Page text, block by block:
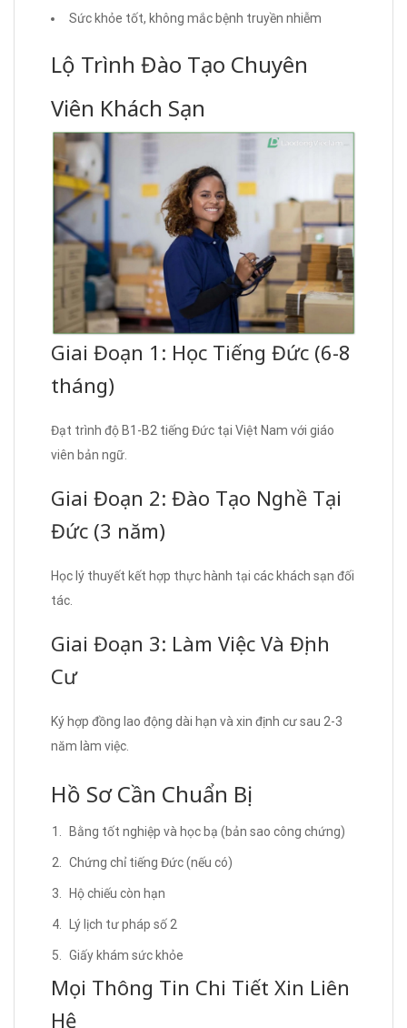
Sức khỏe tốt, không mắc bệnh truyền nhiễm
Lộ Trình Đào Tạo Chuyên
Viên Khách Sạn
Giai Đoạn 1: Học Tiếng Đức (6-8
tháng)
Đạt trình độ B1-B2 tiếng Đức tại Việt Nam với giáo
viên bản ngữ.
Giai Đoạn 2: Đào Tạo Nghề Tại
Đức (3 năm)
Học lý thuyết kết hợp thực hành tại các khách sạn đối
tác.
Giai Đoạn 3: Làm Việc Và Định
Cư
Ký hợp đồng lao động dài hạn và xin định cư sau 2-3
năm làm việc.
Hồ Sơ Cần Chuẩn Bị
Bằng tốt nghiệp và học bạ (bản sao công chứng)
Chứng chỉ tiếng Đức (nếu có)
Hộ chiếu còn hạn
Lý lịch tư pháp số 2
Giấy khám sức khỏe
Mọi Thông Tin Chi Tiết Xin Liên
Hệ